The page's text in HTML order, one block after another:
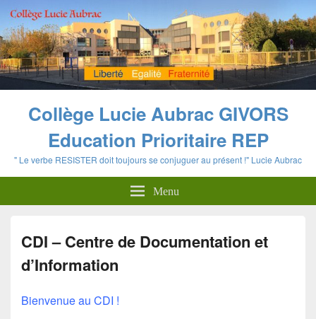
Collège Lucie Aubrac GIVORS
Education Prioritaire REP
" Le verbe RESISTER doit toujours se conjuguer au présent !" Lucie Aubrac
Menu
CDI – Centre de Documentation et
d’Information
Bienvenue au CDI !
Panneau de gestion des cookies